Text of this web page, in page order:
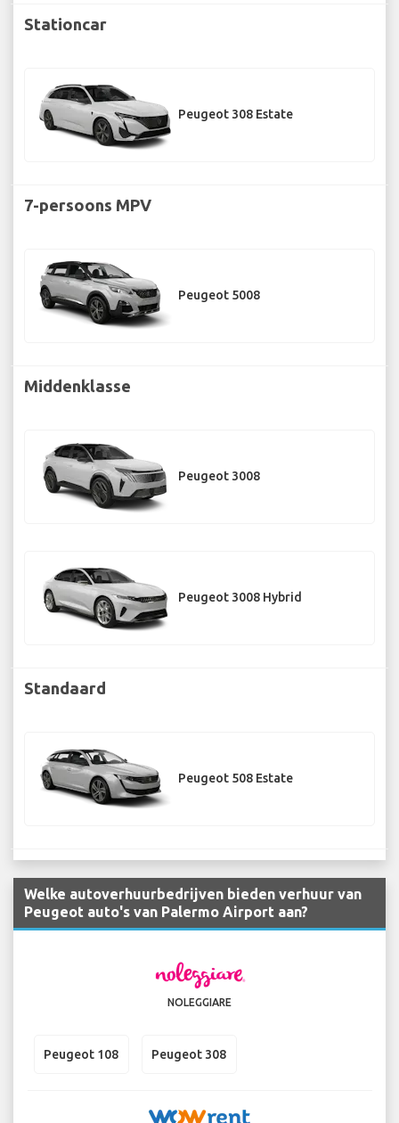
Stationcar
Peugeot 308 Estate
7-persoons MPV
Peugeot 5008
Middenklasse
Peugeot 3008
Peugeot 3008 Hybrid
Standaard
Peugeot 508 Estate
Welke autoverhuurbedrijven bieden verhuur van
Peugeot auto's van Palermo Airport aan?
NOLEGGIARE
Peugeot 108 Peugeot 308